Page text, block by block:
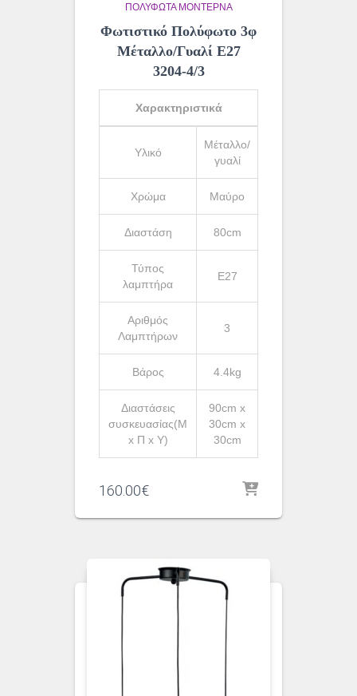
ΠΟΛΎΦΩΤΑ ΜΟΝΤΈΡΝΑ
Φωτιστικό Πολύφωτο 3φ
Μέταλλο/Γυαλί Ε27
3204-4/3
Χαρακτηριστικά
Υλικό
Μέταλλο/
γυαλί
Χρώμα Μαύρο
Διαστάση 80cm
Τύπος
λαμπτήρα
Ε27
Αριθμός
Λαμπτήρων
3
Βάρος 4.4kg
Διαστάσεις
συσκευασίας(Μ
x Π x Υ)
90cm x
30cm x
30cm
160.00€